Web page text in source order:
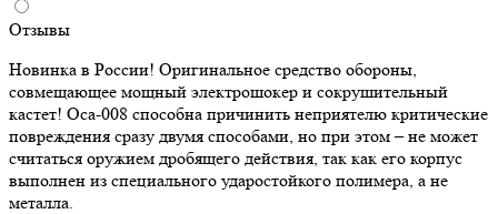
Отзывы
Новинка в России! Оригинальное средство обороны,
совмещающее мощный электрошокер и сокрушительный
кастет! Оса-008 способна причинить неприятелю критические
повреждения сразу двумя способами, но при этом – не может
считаться оружием дробящего действия, так как его корпус
выполнен из специального ударостойкого полимера, а не
металла.